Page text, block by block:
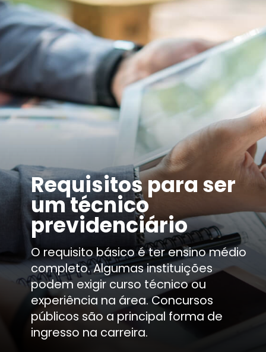
O requisito básico é ter ensino médio
completo. Algumas instituições
podem exigir curso técnico ou
experiência na área. Concursos
públicos são a principal forma de
ingresso na carreira.
Requisitos para ser
um técnico
previdenciário